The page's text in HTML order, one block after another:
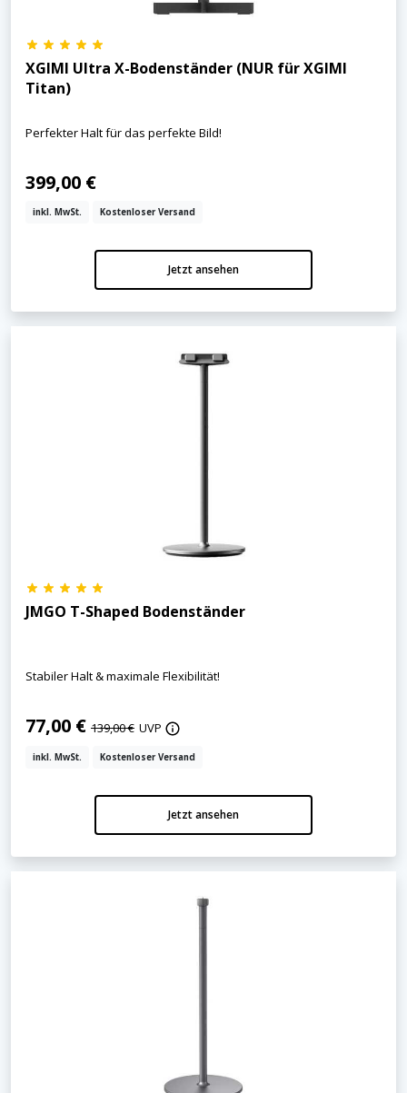
XGIMI Ultra X-Bodenständer (NUR für XGIMI
Titan)
Perfekter Halt für das perfekte Bild!
399,00 €
inkl. MwSt. Kostenloser Versand
Jetzt ansehen
JMGO T-Shaped Bodenständer
Stabiler Halt & maximale Flexibilität!
77,00 € 139,00 € UVP
inkl. MwSt. Kostenloser Versand
Jetzt ansehen